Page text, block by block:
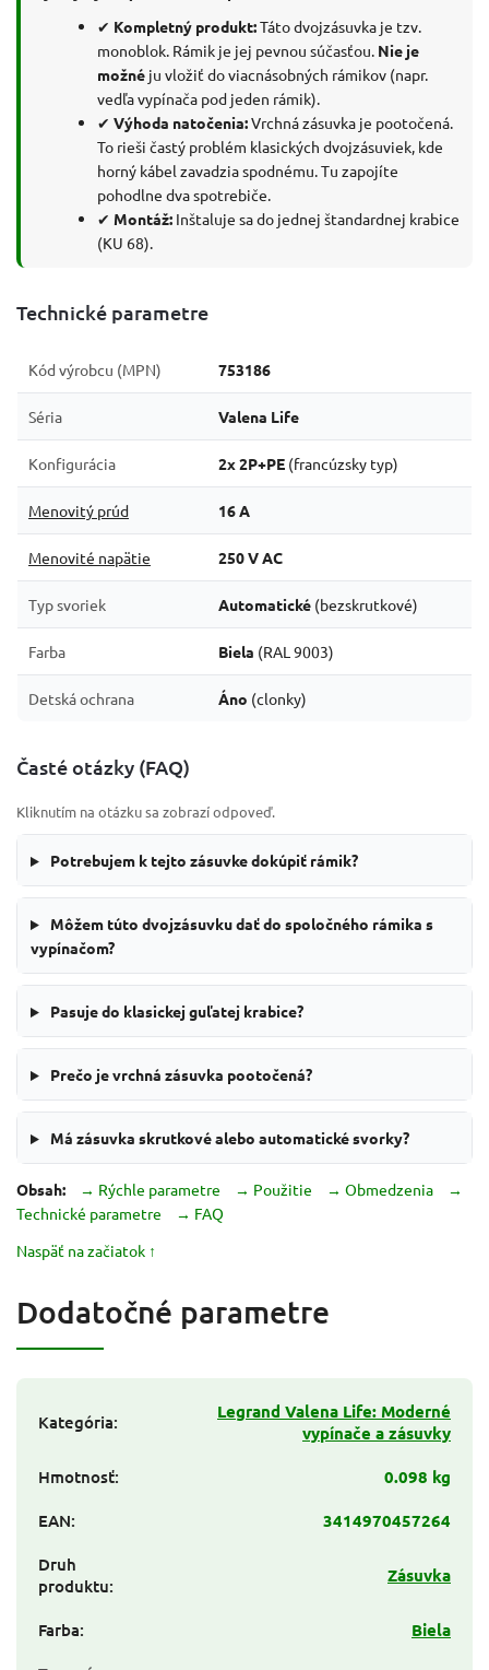
✔ Kompletný produkt:Táto dvojzásuvka je tzv.
monoblok. Rámik je jej pevnou súčasťou. Nie je
možné ju vložiť do viacnásobných rámikov (napr.
vedľa vypínača pod jeden rámik).
✔ Výhoda natočenia:Vrchná zásuvka je pootočená.
To rieši častý problém klasických dvojzásuviek, kde
horný kábel zavadzia spodnému. Tu zapojíte
pohodlne dva spotrebiče.
✔ Montáž: Inštaluje sa do jednej štandardnej krabice
(KU 68).
Technické parametre
Kód výrobcu (MPN) 753186
Séria Valena Life
Konfigurácia 2x 2P+PE (francúzsky typ)
Menovitý prúd 16 A
Menovité napätie 250 V AC
Typ svoriek Automatické (bezskrutkové)
Farba Biela (RAL 9003)
Detská ochrana Áno (clonky)
Časté otázky (FAQ)
Kliknutím na otázku sa zobrazí odpoveď.
Potrebujem k tejto zásuvke dokúpiť rámik?
Môžem túto dvojzásuvku dať do spoločného rámika s
vypínačom?
Pasuje do klasickej guľatej krabice?
Prečo je vrchná zásuvka pootočená?
Má zásuvka skrutkové alebo automatické svorky?
Obsah: → Rýchle parametre → Použitie → Obmedzenia
→
Technické parametre
→ FAQ
Naspäť na začiatok ↑
Dodatočné parametre
Kategória:
Legrand Valena Life: Moderné
vypínače a zásuvky
Hmotnosť:
0.098 kg
EAN:
3414970457264
Druh
produktu: Zásuvka
Farba:
Biela